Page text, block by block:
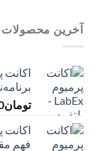
آخرین محصولات
تومان
فهم